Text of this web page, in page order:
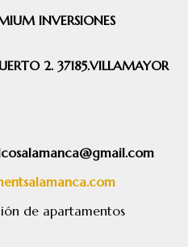
INVERSIONES
2. 37185.VILLAMAYOR
de apartamentos